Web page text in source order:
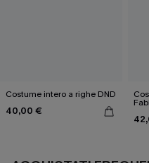
Costume intero a righe DND
40,00 €